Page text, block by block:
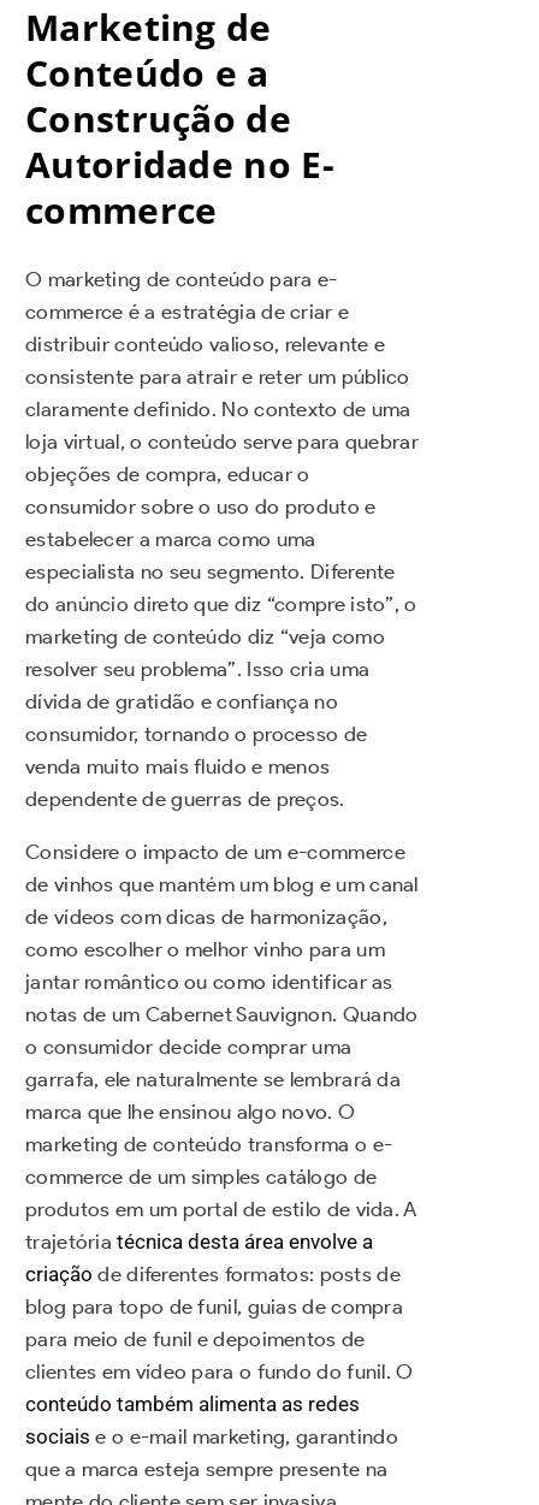
Marketing de
Conteúdo e a
Construção de
Autoridade no E-
commerce
O marketing de conteúdo para e-
commerce é a estratégia de criar e
distribuir conteúdo valioso, relevante e
consistente para atrair e reter um público
claramente definido. No contexto de uma
loja virtual, o conteúdo serve para quebrar
objeções de compra, educar o
consumidor sobre o uso do produto e
estabelecer a marca como uma
especialista no seu segmento. Diferente
do anúncio direto que diz “compre isto”, o
marketing de conteúdo diz “veja como
resolver seu problema”. Isso cria uma
dívida de gratidão e confiança no
consumidor, tornando o processo de
venda muito mais fluido e menos
dependente de guerras de preços.
Considere o impacto de um e-commerce
de vinhos que mantém um blog e um canal
de vídeos com dicas de harmonização,
como escolher o melhor vinho para um
jantar romântico ou como identificar as
notas de um Cabernet Sauvignon. Quando
o consumidor decide comprar uma
garrafa, ele naturalmente se lembrará da
marca que lhe ensinou algo novo. O
marketing de conteúdo transforma o e-
commerce de um simples catálogo de
produtos em um portal de estilo de vida. A
trajetóriatécnica desta área envolve a
criação de diferentes formatos: posts de
blog para topo de funil, guias de compra
para meio de funil e depoimentos de
clientes em vídeo para o fundo do funil. O
conteúdo também alimenta as redes
sociais e o e-mail marketing, garantindo
que a marca esteja sempre presente na